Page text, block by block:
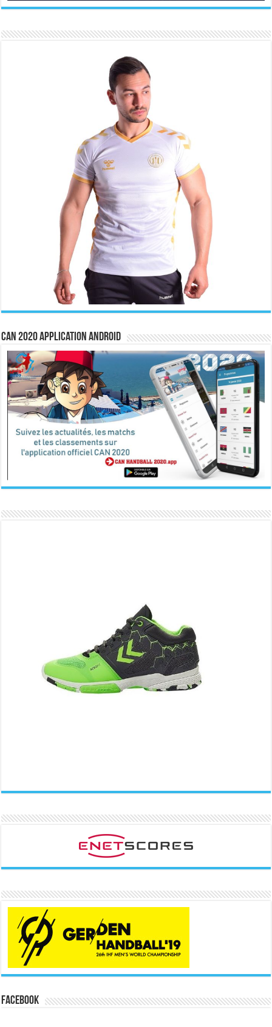
CAN 2020 Application Android
Facebook